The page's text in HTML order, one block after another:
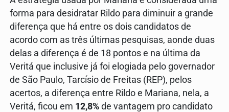
forma para desidratar Rildo para diminuir a grande
diferença que há entre os dois candidatos de
acordo com as três últimas pesquisas, aonde duas
delas a diferença é de 18 pontos e na última da
Veritá que inclusive já foi elogiada pelo governador
de São Paulo, Tarcísio de Freitas (REP), pelos
acertos, a diferença entre Rildo e Mariana, nela, a
Veritá, ficou em 12,8% de vantagem pro candidato